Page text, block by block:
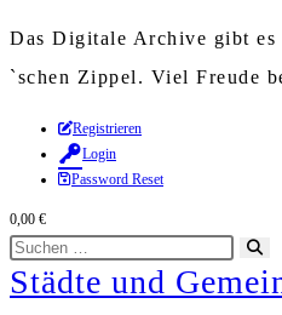
Das Digitale Archive gibt es
`schen Zippel. Viel Freude
Zum
Inhalt
springen
Registrieren
Login
Password Reset
0,00 €
Diese
Website
durchsuchen
Städte und